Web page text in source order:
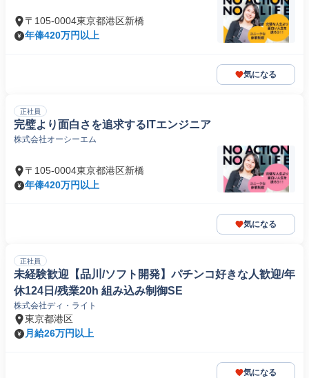
〒105-0004東京都港区新橋
年俸420万円以上
気になる
正社員
完璧より面白さを追求するITエンジニア
株式会社オーシーエム
〒105-0004東京都港区新橋
年俸420万円以上
気になる
正社員
未経験歓迎【品川/ソフト開発】パチンコ好きな人歓迎/年
休124日/残業20h 組み込み制御SE
株式会社ディ・ライト
東京都港区
月給26万円以上
気になる